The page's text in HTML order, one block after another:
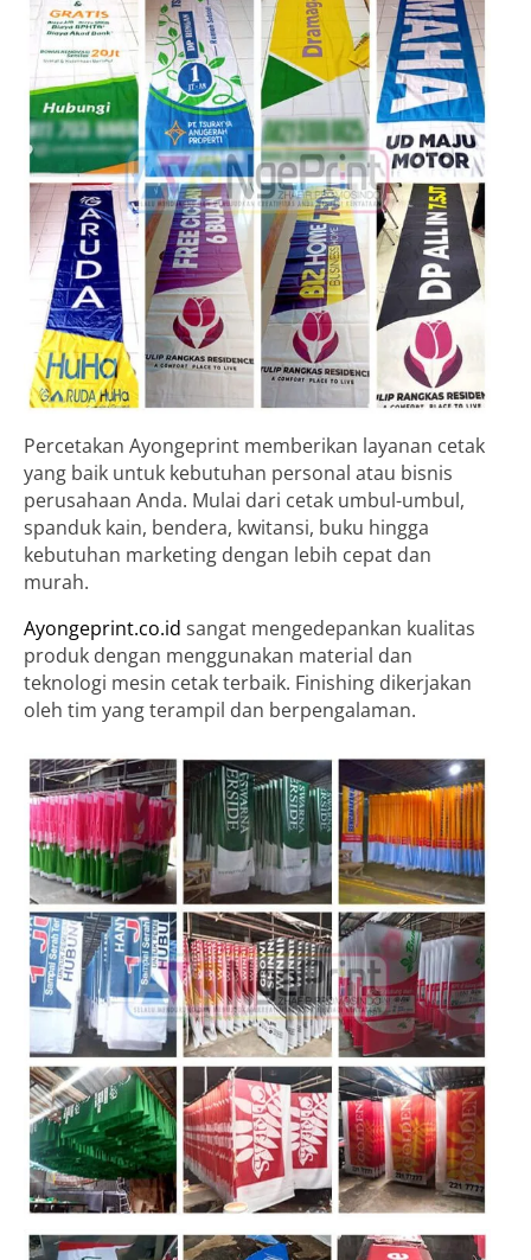
Percetakan Ayongeprint memberikan layanan cetak
yang baik untuk kebutuhan personal atau bisnis
perusahaan Anda. Mulai dari cetak umbul-umbul,
spanduk kain, bendera, kwitansi, buku hingga
kebutuhan marketing dengan lebih cepat dan
murah.
Ayongeprint.co.id sangat mengedepankan kualitas
produk dengan menggunakan material dan
teknologi mesin cetak terbaik. Finishing dikerjakan
oleh tim yang terampil dan berpengalaman.